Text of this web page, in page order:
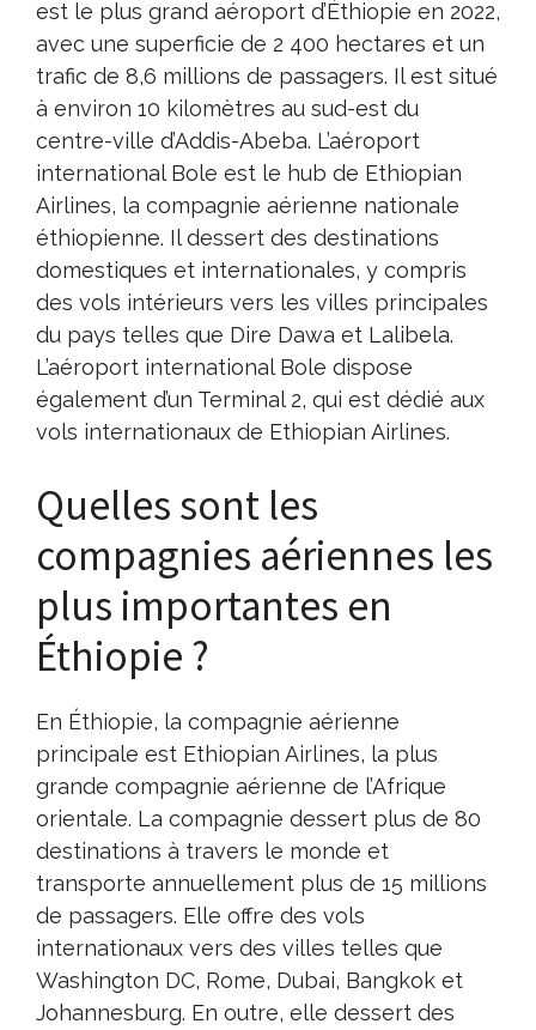
est le plus grand aéroport d’Éthiopie en 2022,
avec une superficie de 2 400 hectares et un
trafic de 8,6 millions de passagers. Il est situé
à environ 10 kilomètres au sud-est du
centre-ville d’Addis-Abeba. L’aéroport
international Bole est le hub de Ethiopian
Airlines, la compagnie aérienne nationale
éthiopienne. Il dessert des destinations
domestiques et internationales, y compris
des vols intérieurs vers les villes principales
du pays telles que Dire Dawa et Lalibela.
L’aéroport international Bole dispose
également d’un Terminal 2, qui est dédié aux
vols internationaux de Ethiopian Airlines.
Quelles sont les
compagnies aériennes les
plus importantes en
Éthiopie ?
En Éthiopie, la compagnie aérienne
principale est Ethiopian Airlines, la plus
grande compagnie aérienne de l’Afrique
orientale. La compagnie dessert plus de 80
destinations à travers le monde et
transporte annuellement plus de 15 millions
de passagers. Elle offre des vols
internationaux vers des villes telles que
Washington DC, Rome, Dubai, Bangkok et
Johannesburg. En outre, elle dessert des